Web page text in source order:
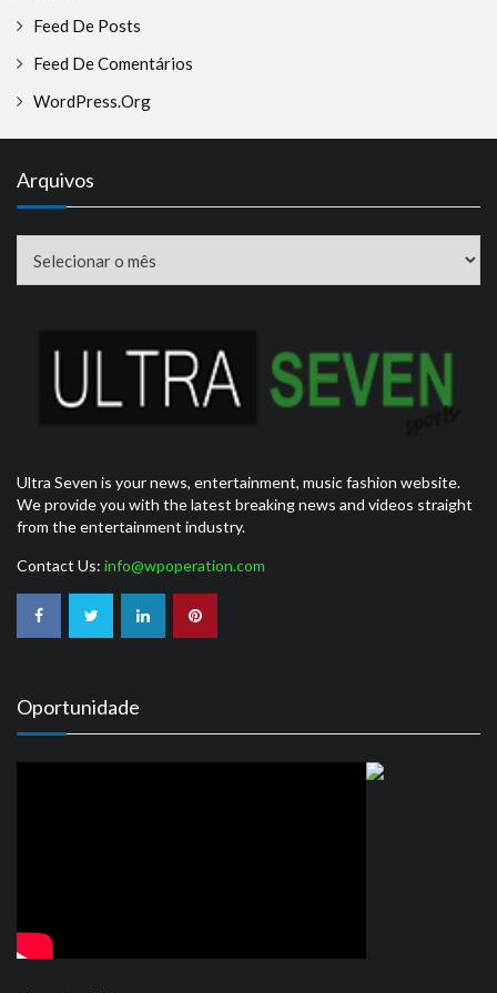
Feed De Posts
Feed De Comentários
WordPress.org
Arquivos
Ultra Seven is your news, entertainment, music fashion website.
We provide you with the latest breaking news and videos straight
from the entertainment industry.
Contact Us: info@wpoperation.com
Oportunidade